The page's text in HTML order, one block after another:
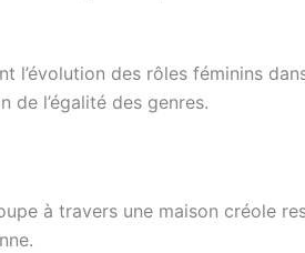
des rôles féminins
de l’égalité des genres.
à travers une maison créole